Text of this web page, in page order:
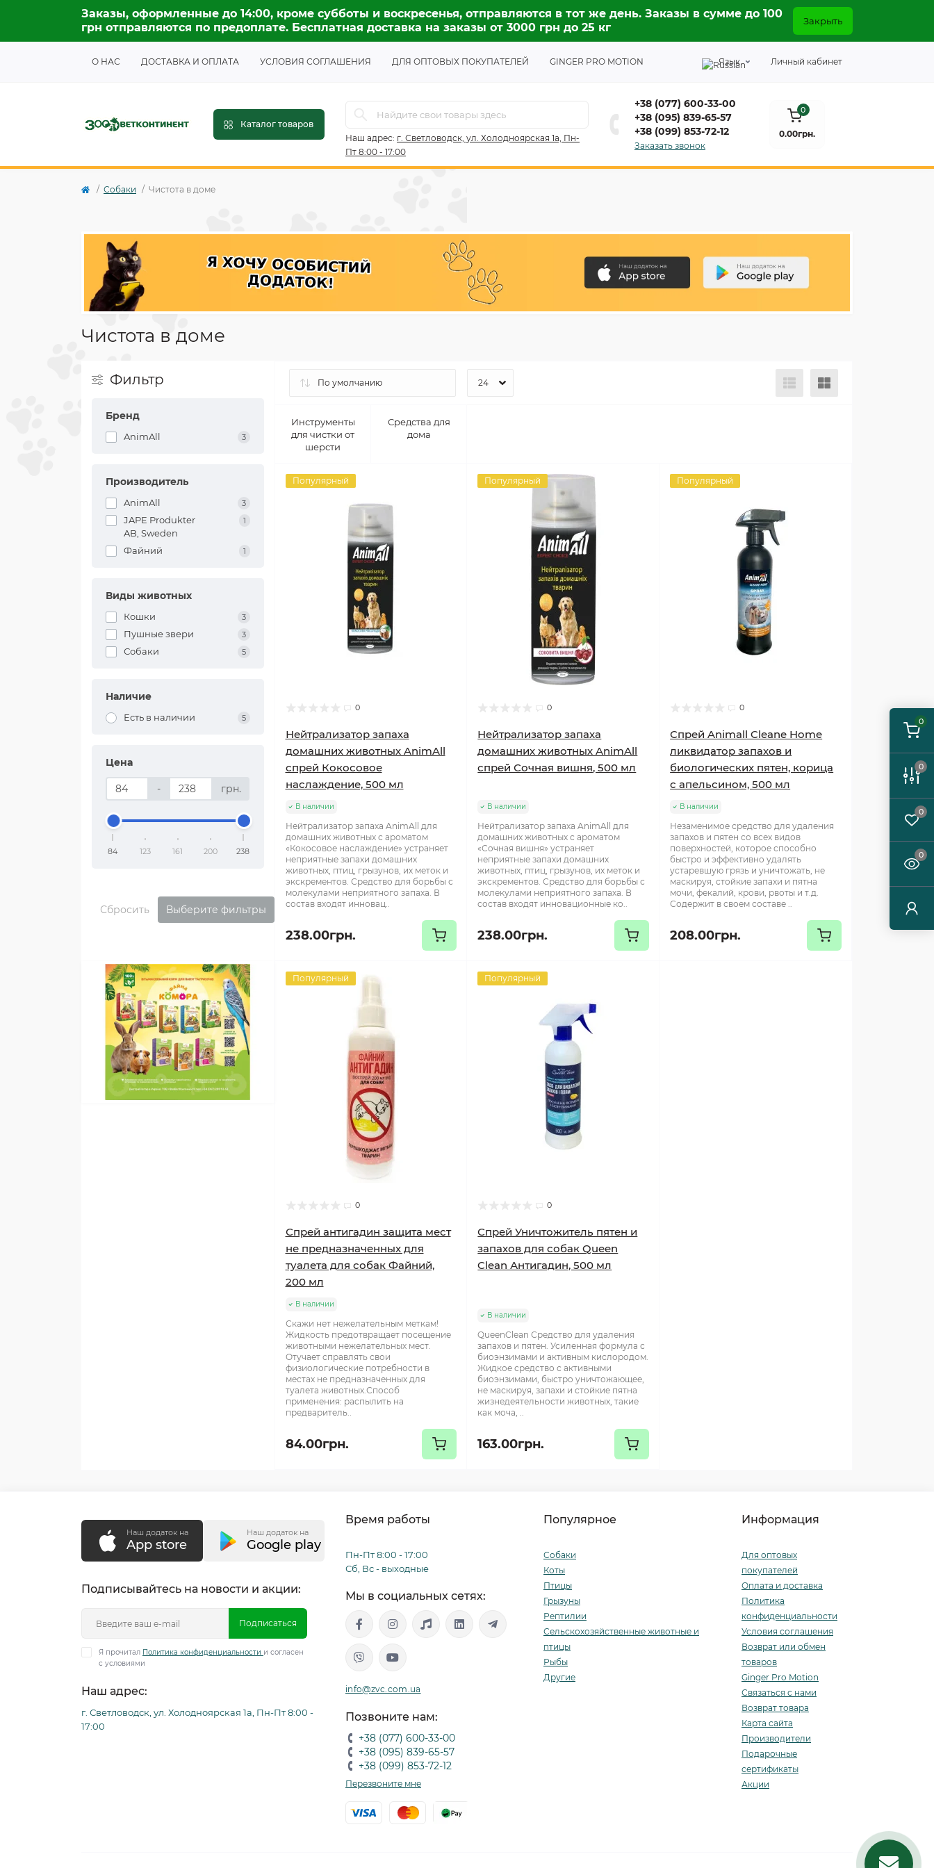
0
0
0
0
Заказы, оформленные до 14:00, кроме субботы и воскресенья, отправляются в тот же день. Заказы в сумме до 100
грн отправляются по предоплате. Бесплатная доставка на заказы от 3000 грн до 25 кг
Закрыть
О НАС ДОСТАВКА И ОПЛАТА УСЛОВИЯ СОГЛАШЕНИЯ ДЛЯ ОПТОВЫХ ПОКУПАТЕЛЕЙ GINGER PRO MOTION Язык Личный кабинет
Каталог товаров
Наш адрес: г. Светловодск, ул. Холодноярская 1а, Пн-
Пт 8:00 - 17:00
+38 (077) 600-33-00
+38 (095) 839-65-57
+38 (099) 853-72-12
Заказать звонок
0
0.00грн.
Собаки Чистота в доме
Чистота в доме
Фильтр
Бренд
AnimAll 3
Производитель
AnimAll 3
JAPE Produkter
AB, Sweden
1
Файний 1
Виды животных
Кошки 3
Пушные звери 3
Собаки 5
Наличие
Есть в наличии 5
Цена
- грн.
84 123 161 200 238
Сбросить Выберите фильтры
Инструменты
для чистки от
шерсти
Средства для
дома
Популярный
0
Нейтрализатор запаха
домашних животных AnimAll
спрей Кокосовое
наслаждение, 500 мл
В наличии
Нейтрализатор запаха AnimAll для
домашних животных с ароматом
«Кокосовое наслаждение» устраняет
неприятные запахи домашних
животных, птиц, грызунов, их меток и
экскрементов. Средство для борьбы с
молекулами неприятного запаха. В
состав входят инновац..
238.00грн.
Популярный
0
Нейтрализатор запаха
домашних животных AnimAll
спрей Сочная вишня, 500 мл
В наличии
Нейтрализатор запаха AnimAll для
домашних животных с ароматом
«Сочная вишня» устраняет
неприятные запахи домашних
животных, птиц, грызунов, их меток и
экскрементов. Средство для борьбы с
молекулами неприятного запаха. В
состав входят инновационные ко..
238.00грн.
Популярный
0
Спрей Animall Cleane Home
ликвидатор запахов и
биологических пятен, корица
с апельсином, 500 мл
В наличии
Незаменимое средство для удаления
запахов и пятен со всех видов
поверхностей, которое способно
быстро и эффективно удалять
устаревшую грязь и уничтожать, не
маскируя, стойкие запахи и пятна
мочи, фекалий, крови, рвоты и т.д.
Содержит в своем составе ..
208.00грн.
Популярный
0
Спрей антигадин защита мест
не предназначенных для
туалета для собак Файний,
200 мл
В наличии
Скажи нет нежелательным меткам!
Жидкость предотвращает посещение
животными нежелательных мест.
Отучает справлять свои
физиологические потребности в
местах не предназначенных для
туалета животных.Способ
применения: распылить на
предваритель..
84.00грн.
Популярный
0
Спрей Уничтожитель пятен и
запахов для собак Queen
Clean Антигадин, 500 мл
В наличии
QueenClean Средство для удаления
запахов и пятен. Усиленная формула с
биоэнзимами и активным кислородом.
Жидкое средство с активными
биоэнзимами, быстро уничтожающее,
не маскируя, запахи и стойкие пятна
жизнедеятельности животных, такие
как моча, ..
163.00грн.
Наш додаток на
App store
Наш додаток на
Google play
Подписывайтесь на новости и акции:
Подписаться
Я прочитал Политика конфиденциальности и согласен
с условиями
Наш адрес:
г. Светловодск, ул. Холодноярская 1а, Пн-Пт 8:00 -
17:00
Время работы
Пн-Пт 8:00 - 17:00
Сб, Вс - выходные
Мы в социальных сетях:
info@zvc.com.ua
Позвоните нам:
+38 (077) 600-33-00
+38 (095) 839-65-57
+38 (099) 853-72-12
Перезвоните мне
Популярное
Собаки
Коты
Птицы
Грызуны
Рептилии
Сельскохозяйственные животные и
птицы
Рыбы
Другие
Информация
Для оптовых
покупателей
Оплата и доставка
Политика
конфиденциальности
Условия соглашения
Возврат или обмен
товаров
Ginger Pro Motion
Связаться с нами
Возврат товара
Карта сайта
Производители
Подарочные
сертификаты
Акции